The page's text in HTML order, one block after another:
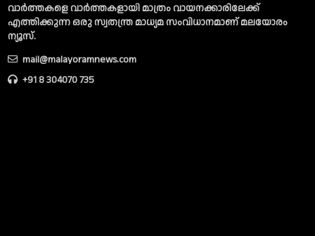
വാര്‍ത്തകളെ വാര്‍ത്തകളായി മാത്രം വായനക്കാരിലേക്ക്
എത്തിക്കുന്ന ഒരു സ്വതന്ത്ര മാധ്യമ സംവിധാനമാണ് മലയോരം
ന്യൂസ്‌.
mail@malayoramnews.com
+91 8 304070 735